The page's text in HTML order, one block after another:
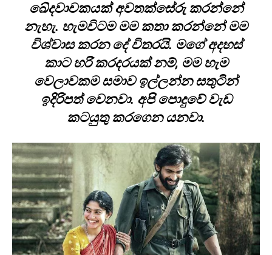
ඛේදවාචකයක් අවතක්සේරු කරන්නේ
නැහැ. හැමවිටම මම කතා කරන්නේ මම
විශ්වාස කරන දේ විතරයි. මගේ අදහස්
කාට හරි කරදරයක් නම්, මම හැම
වෙලාවකම සමාව ඉල්ලන්න සතුටින්
ඉදිරිපත් වෙනවා. අපි පොදුවේ වැඩ
කටයුතු කරගෙන යනවා.